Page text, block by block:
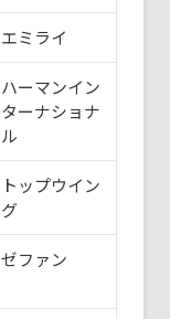
エミライ
ハーマンイン
ターナショナ
ル
トップウイン
グ
ゼファン